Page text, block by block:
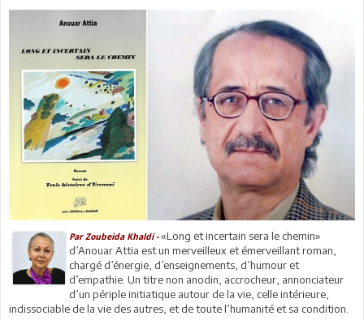
Par Zoubeida Khaldi -«Long et incertain sera le chemin»
d’Anouar Attia est un merveilleux et émerveillant roman,
chargé d’énergie, d’enseignements, d’humour et
d’empathie. Un titre non anodin, accrocheur, annonciateur
d’un périple initiatique autour de la vie, celle intérieure,
indissociable de la vie des autres, et de toute l’humanité et sa condition.